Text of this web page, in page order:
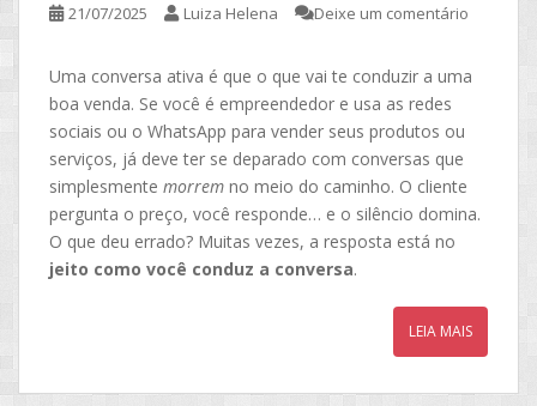
21/07/2025 Luiza Helena Deixe um comentário
Uma conversa ativa é que o que vai te conduzir a uma
boa venda. Se você é empreendedor e usa as redes
sociais ou o WhatsApp para vender seus produtos ou
serviços, já deve ter se deparado com conversas que
simplesmente morrem no meio do caminho. O cliente
pergunta o preço, você responde… e o silêncio domina.
O que deu errado? Muitas vezes, a resposta está no
jeito como você conduz a conversa.
LEIA MAIS